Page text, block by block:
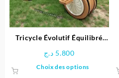
Tricycle Évolutif Équilibré
5.800 د.ج
Choix des options